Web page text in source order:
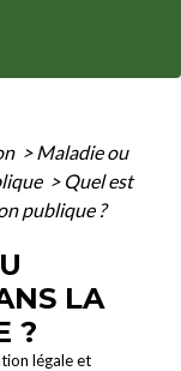
> Maladie ou
> Quel est
publique ?
LA
?
légale et